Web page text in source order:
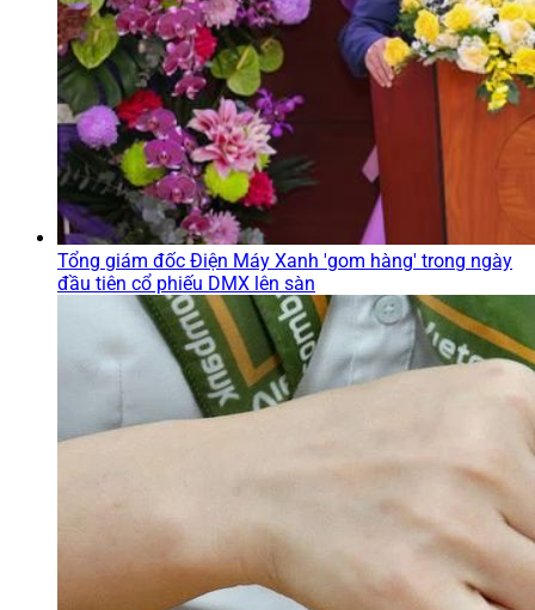
Tổng giám đốc Điện Máy Xanh 'gom hàng' trong ngày
đầu tiên cổ phiếu DMX lên sàn